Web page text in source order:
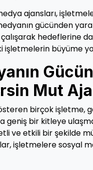
ajansları,
gücünden
hedeflerine
işletmelerin büyüme
Mut
birçok işletme,
geniş bir kitleye
ve etkili bir şekilde
işletmelere sosyal